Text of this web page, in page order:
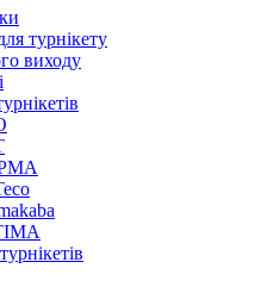
турнікету
виходу